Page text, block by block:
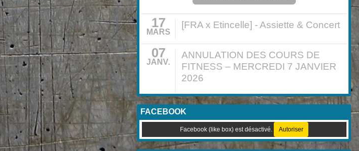
17
MARS
[FRA x Etincelle] - Assiette & Concert
07
JANV.
ANNULATION DES COURS DE
FITNESS – MERCREDI 7 JANVIER
2026
FACEBOOK
Facebook (like box) est désactivé. Autoriser